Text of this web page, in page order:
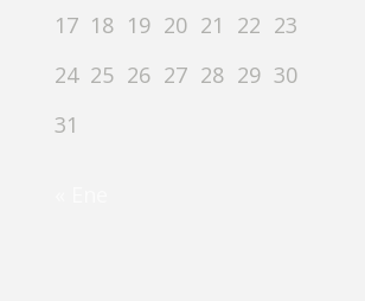
17 18 19 20 21 22 23
24 25 26 27 28 29 30
31